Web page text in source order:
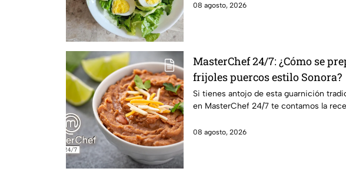
08 agosto, 2026
MasterChef 24/7: ¿Cómo se
frijoles puercos estilo Sonora?
Si tienes antojo de esta guarnición
en MasterChef 24/7 te contamos la
08 agosto, 2026